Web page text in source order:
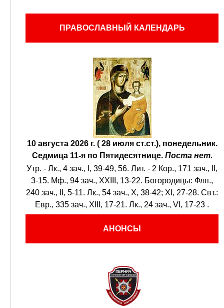
ПРАВОСЛАВНЫЙ КАЛЕНДАРЬ
10 августа 2026 г. ( 28 июля ст.ст.), понедельник.
Седмица 11-я по Пятидесятнице. Поста нет.
Утр. - Лк., 4 зач., I, 39-49, 56. Лит. - 2 Кор., 171 зач., II,
3-15. Мф., 94 зач., XXIII, 13-22. Богородицы: Флп.,
240 зач., II, 5-11. Лк., 54 зач., X, 38-42; XI, 27-28. Свт.:
Евр., 335 зач., XIII, 17-21. Лк., 24 зач., VI, 17-23 .
АНОНСЫ